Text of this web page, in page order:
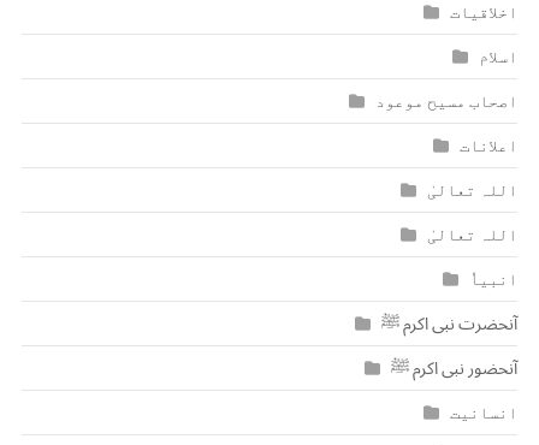
اخلاقیات
اسلام
اصحاب مسیح موعود
اعلانات
اللہ تعالیٰ
اللہ تعالیٰ
انبیاٗ
آنحضرت نبی اکرم ﷺ
آنحضور نبی اکرم ﷺ
انسانیت